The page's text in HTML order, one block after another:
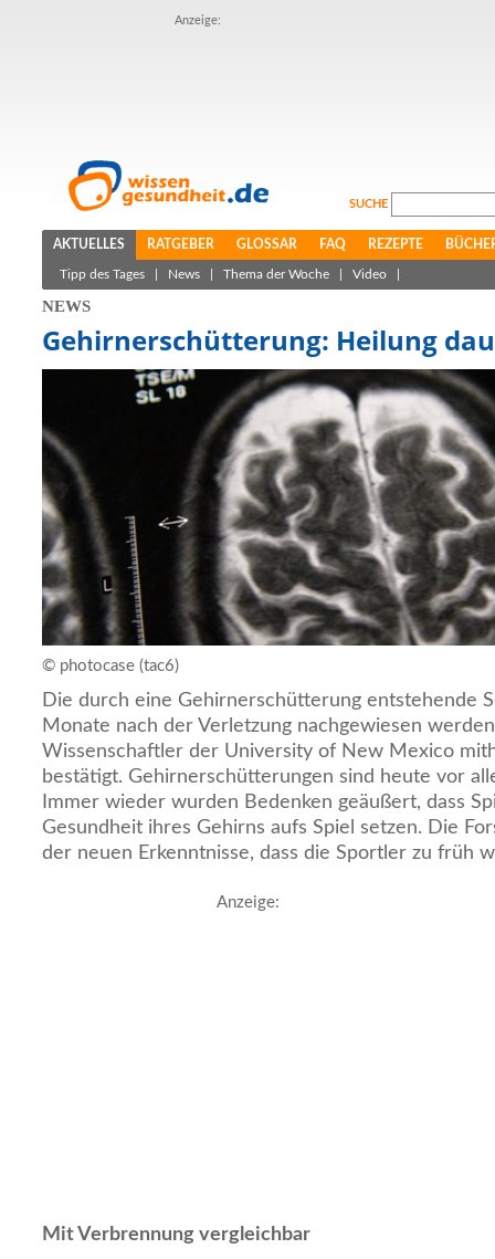
Anzeige:
SUCHE
AKTUELLES RATGEBER GLOSSAR FAQ REZEPTE
Tipp des Tages News Thema der Woche Video
NEWS
Gehirnerschütterung: Heilung
© photocase (tac6)
Die durch eine Gehirnerschütterung entstehende
Monate nach der Verletzung nachgewiesen
Wissenschaftler der University of New Mexico
bestätigt. Gehirnerschütterungen sind heute vor
Immer wieder wurden Bedenken geäußert, dass
Gesundheit ihres Gehirns aufs Spiel setzen. Die
der neuen Erkenntnisse, dass die Sportler zu früh
Anzeige:
Mit Verbrennung vergleichbar